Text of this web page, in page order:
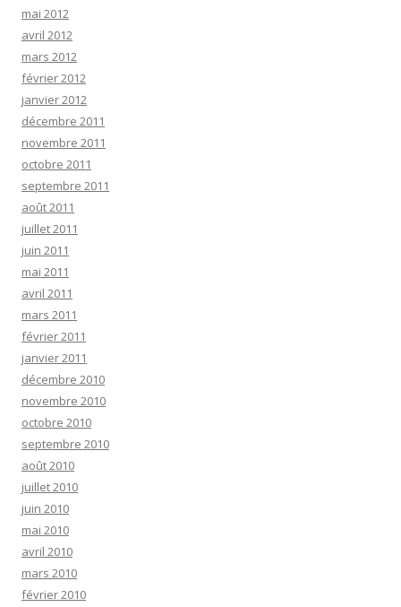
mai 2012
avril 2012
mars 2012
février 2012
janvier 2012
décembre 2011
novembre 2011
octobre 2011
septembre 2011
août 2011
juillet 2011
juin 2011
mai 2011
avril 2011
mars 2011
février 2011
janvier 2011
décembre 2010
novembre 2010
octobre 2010
septembre 2010
août 2010
juillet 2010
juin 2010
mai 2010
avril 2010
mars 2010
février 2010